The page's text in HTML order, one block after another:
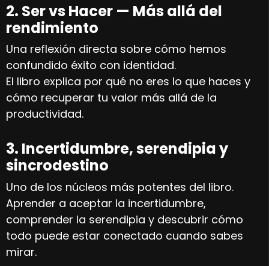
2. Ser vs Hacer — Más allá del
rendimiento
Una reflexión directa sobre cómo hemos
confundido éxito con identidad.
El libro explica por qué no eres lo que haces y
cómo recuperar tu valor más allá de la
productividad.
3. Incertidumbre, serendipia y
sincrodestino
Uno de los núcleos más potentes del libro.
Aprender a aceptar la incertidumbre,
comprender la serendipia y descubrir cómo
todo puede estar conectado cuando sabes
mirar.